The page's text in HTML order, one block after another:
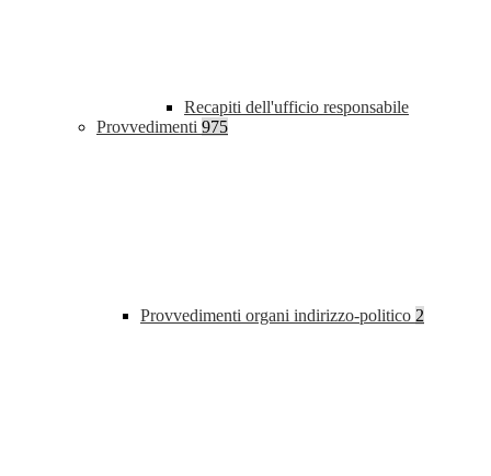
Recapiti dell'ufficio responsabile
Provvedimenti 975
Provvedimenti organi indirizzo-politico 2